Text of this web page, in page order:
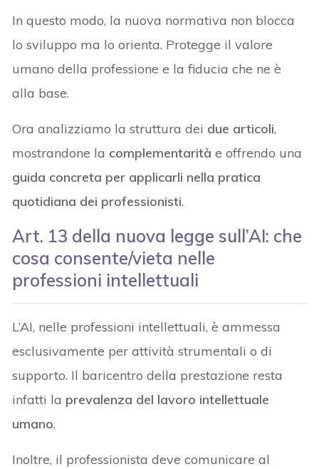
In questo modo, la nuova normativa non blocca
lo sviluppo ma lo orienta. Protegge il valore
umano della professione e la fiducia che ne è
alla base.
Ora analizziamo la struttura dei due articoli,
mostrandone la complementarità e offrendo una
guida concreta per applicarli nella pratica
quotidiana dei professionisti.
Art. 13 della nuova legge sull’AI: che
cosa consente/vieta nelle
professioni intellettuali
L’AI, nelle professioni intellettuali, è ammessa
esclusivamente per attività strumentali o di
supporto. Il baricentro della prestazione resta
infatti la prevalenza del lavoro intellettuale
umano.
Inoltre, il professionista deve comunicare al